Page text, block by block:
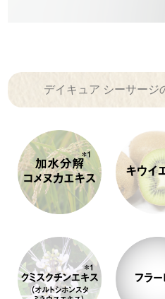
デイキュア シーサージ